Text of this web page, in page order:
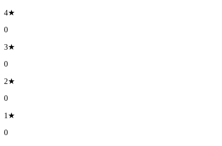
4★
0
3★
0
2★
0
1★
0